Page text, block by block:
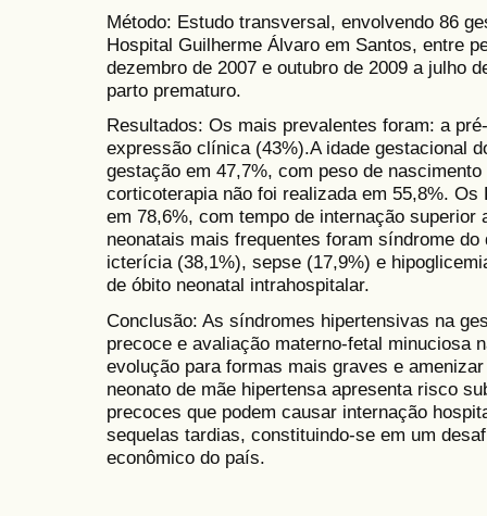
Método: Estudo transversal, envolvendo 86
Hospital Guilherme Álvaro em Santos, entre
dezembro de 2007 e outubro de 2009 a julho
parto prematuro.
Resultados: Os mais prevalentes foram: a
expressão clínica (43%).A idade gestacional
gestação em 47,7%, com peso de
corticoterapia não foi realizada em 55,8%.
em 78,6%, com tempo de internação
neonatais mais frequentes foram síndrome
icterícia (38,1%), sepse (17,9%) e
de óbito neonatal intrahospitalar.
Conclusão: As síndromes hipertensivas na
precoce e avaliação materno-fetal minuciosa
evolução para formas mais graves e
neonato de mãe hipertensa apresenta risco
precoces que podem causar internação
sequelas tardias, constituindo-se em um
econômico do país.